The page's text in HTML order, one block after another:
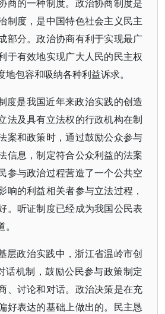
商的一种制度。政治协商制度是
制度，是中国特色社会主义民主
部分。政治协商有利于实现最广
于有效地实现广大人民的民主权
包容和吸纳各种利益诉求。
度是我国近年来政治实践的创造
法及具有立法权的行政机构在制
案和政策时，通过鼓励公众参与
信息，制定符合公众利益的法案
参与政治过程营造了一个公共空
响的利益相关者参与立法过程，
。听证制度已经成为我国公民表
层政治实践中，浙江省温岭市创
话机制，鼓励公民参与政策制定
、讨论和对话。政治决策是在充
好表达的基础上做出的。民主恳